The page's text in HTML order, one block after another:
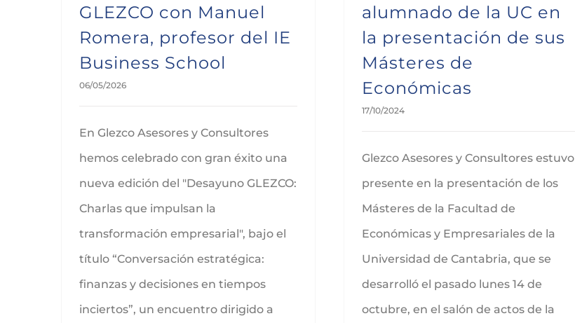
GLEZCO con Manuel
Romera, profesor del IE
Business School
06/05/2026
En Glezco Asesores y Consultores
hemos celebrado con gran éxito una
nueva edición del "Desayuno GLEZCO:
Charlas que impulsan la
transformación empresarial", bajo el
título “Conversación estratégica:
finanzas y decisiones en tiempos
inciertos”, un encuentro dirigido a
alumnado de la UC en
la presentación de sus
Másteres de
Económicas
17/10/2024
Glezco Asesores y Consultores estuvo
presente en la presentación de los
Másteres de la Facultad de
Económicas y Empresariales de la
Universidad de Cantabria, que se
desarrolló el pasado lunes 14 de
octubre, en el salón de actos de la